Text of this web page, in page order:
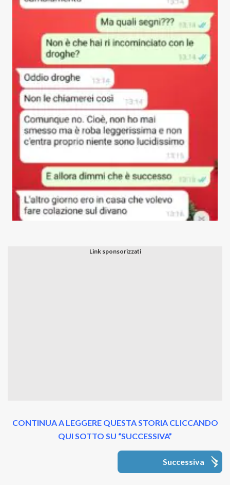
CONTINUA A LEGGERE QUESTA STORIA CLICCANDO
QUI SOTTO SU “SUCCESSIVA”
Successiva